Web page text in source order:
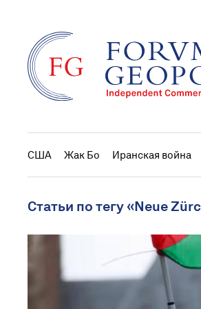
США Жак Бо Иранская война
Статьи по тегу «Neue